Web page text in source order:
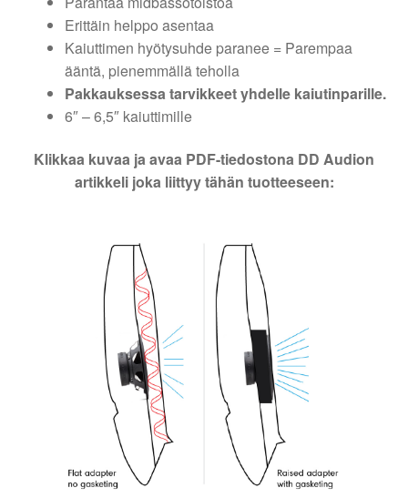
Erittäin helppo asentaa
Kaiuttimen hyötysuhde paranee = Parempaa
ääntä, pienemmällä teholla
Pakkauksessa tarvikkeet yhdelle kaiutinparille.
6″ – 6,5″ kaiuttimille
Klikkaa kuvaa ja avaa PDF-tiedostona DD Audion
artikkeli joka liittyy tähän tuotteeseen: